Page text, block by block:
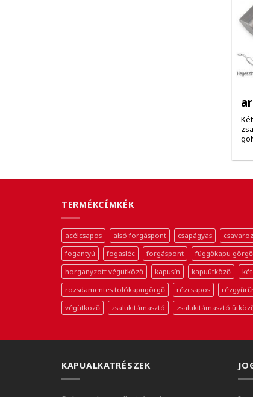
TERMÉKCÍMKÉK
acélcsapos alsó forgáspont csapágyas
fogantyú
fogasléc forgáspont függőkapu görgő
horganyzott végütköző
kapusín kapuütköző
rozsdamentes tolókapugörgő
rézcsapos
végütköző
zsalukitámasztó zsalukitámasztó
KAPUALKATRÉSZEK